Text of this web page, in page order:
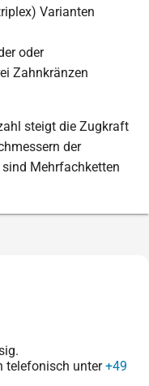
Varianten
oder
Zahnkränzen
steigt die Zugkraft
der
Mehrfachketten
telefonisch unter+49